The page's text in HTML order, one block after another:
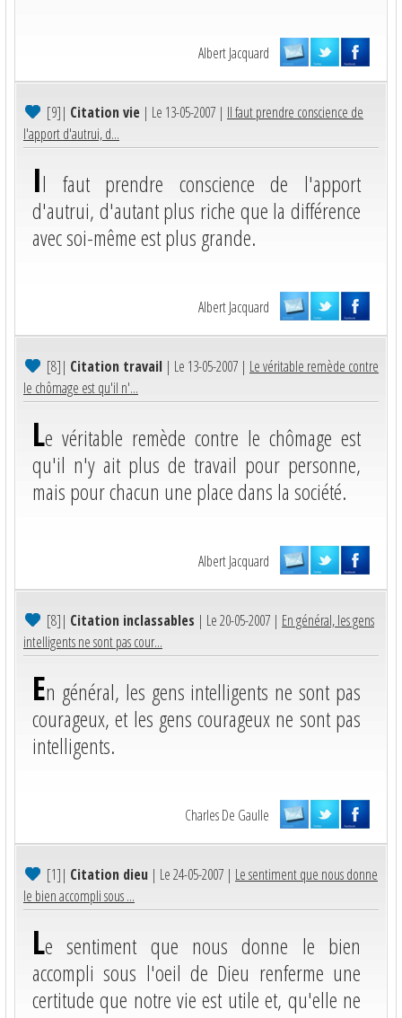
Albert Jacquard
[9]| Citation vie | Le 13-05-2007 | Il faut prendre conscience de
l'apport d'autrui, d...
Il faut prendre conscience de l'apport
d'autrui, d'autant plus riche que la différence
avec soi-même est plus grande.
Albert Jacquard
[8]| Citation travail | Le 13-05-2007 | Le véritable remède contre
le chômage est qu'il n'...
Le véritable remède contre le chômage est
qu'il n'y ait plus de travail pour personne,
mais pour chacun une place dans la société.
Albert Jacquard
[8]| Citation inclassables | Le 20-05-2007 | En général, les gens
intelligents ne sont pas cour...
En général, les gens intelligents ne sont pas
courageux, et les gens courageux ne sont pas
intelligents.
Charles De Gaulle
[1]| Citation dieu | Le 24-05-2007 | Le sentiment que nous donne
le bien accompli sous ...
Le sentiment que nous donne le bien
accompli sous l'oeil de Dieu renferme une
certitude que notre vie est utile et, qu'elle ne